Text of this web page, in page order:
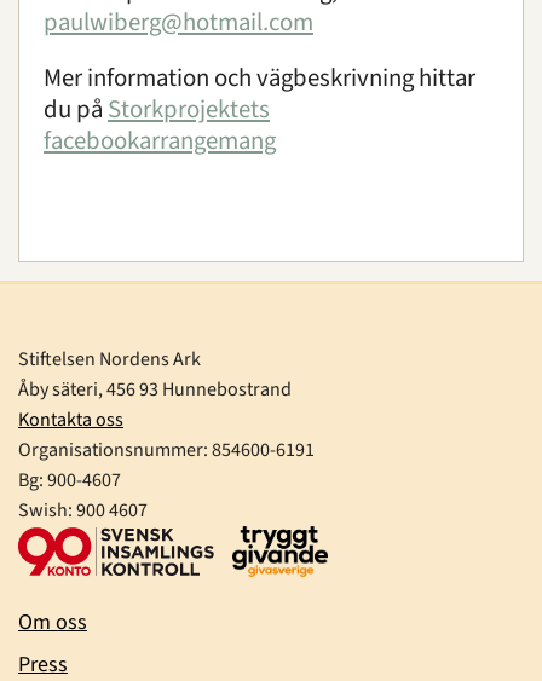
paulwiberg@hotmail.com
Mer information och vägbeskrivning hittar
du på Storkprojektets
facebookarrangemang
Stiftelsen Nordens Ark
Åby säteri, 456 93 Hunnebostrand
Kontakta oss
Organisationsnummer:854600-6191
Bg: 900-4607
Swish: 900 4607
Om oss
Press